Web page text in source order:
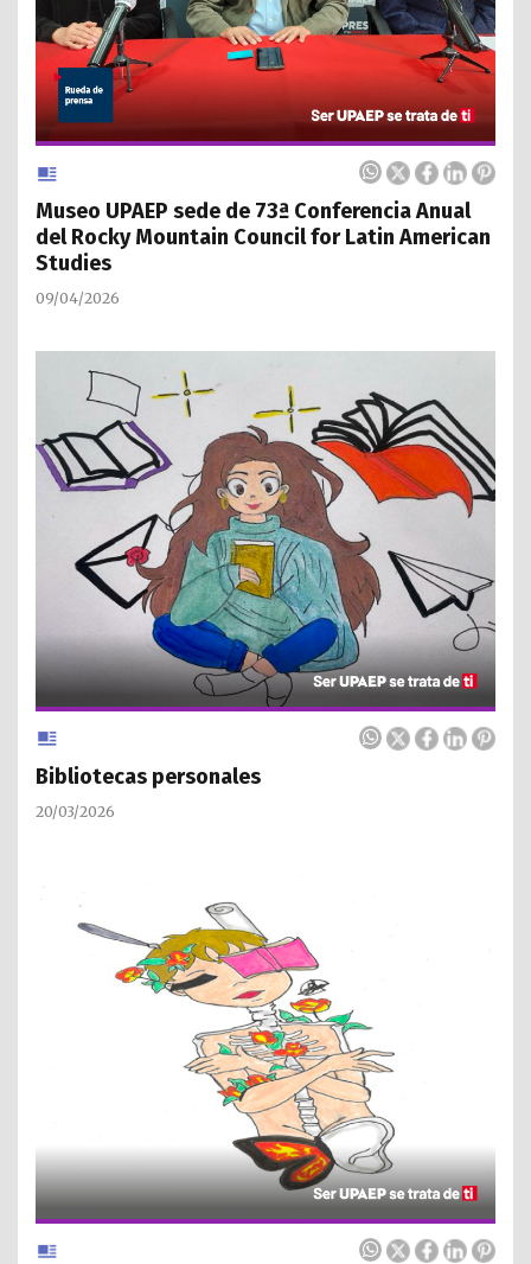
Museo UPAEP sede de 73ª Conferencia Anual
del Rocky Mountain Council for Latin American
Studies
09/04/2026
Bibliotecas personales
20/03/2026